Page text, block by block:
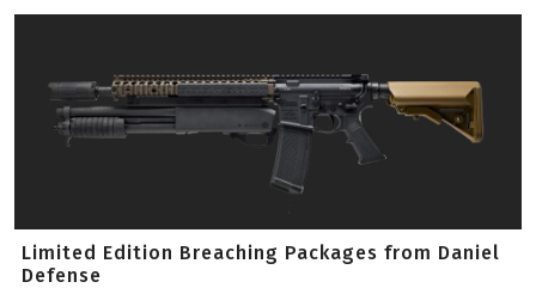
Limited Edition Breaching Packages from Daniel
Defense